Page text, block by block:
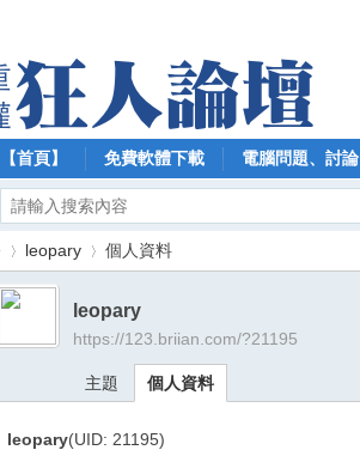
【首頁】 免費軟體下載 電腦問題、討論
›
leopary 個人資料
leopary
https://123.briian.com/?21195
主題 個人資料
leopary(UID: 21195)